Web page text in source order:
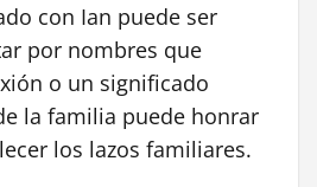
con Ian puede ser
por nombres que
o un significado
la familia puede honrar
los lazos familiares.